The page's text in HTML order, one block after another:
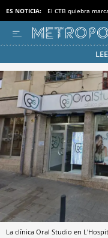
ES NOTICIA: El CTB quiebra
Pásate
La clínica Oral Studio en